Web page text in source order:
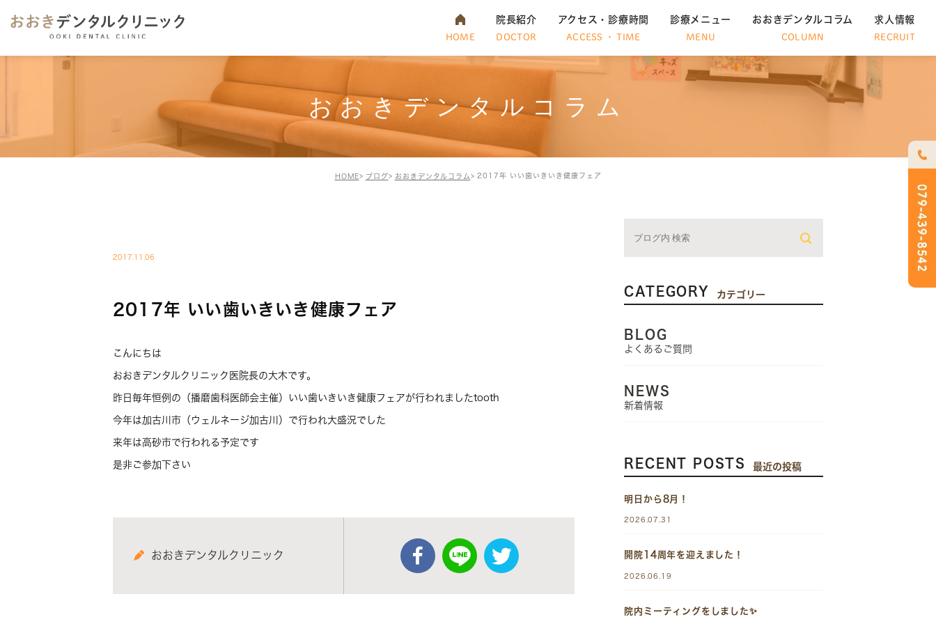
HOME
院長紹介
DOCTOR
アクセス・診療時間
ACCESS ・ TIME
診療メニュー
MENU
おおきデンタルコラム
COLUMN
求人情報
RECRUIT
おおきデンタルコラム
HOME ブログ おおきデンタルコラム 2017年 いい歯いきいき健康フェア
2017.11.06
2017年 いい歯いきいき健康フェア
こんにちは
おおきデンタルクリニック医院長の大木です。
昨日毎年恒例の（播磨歯科医師会主催）いい歯いきいき健康フェアが行われましたtooth
今年は加古川市（ウェルネージ加古川）で行われ大盛況でした
来年は高砂市で行われる予定です
是非ご参加下さい
おおきデンタルクリニック
CATEGORY カテゴリー
BLOG
よくあるご質問
NEWS
新着情報
RECENT POSTS 最近の投稿
明日から8月！
2026.07.31
開院14周年を迎えました！
2026.06.19
院内ミーティングをしました✨